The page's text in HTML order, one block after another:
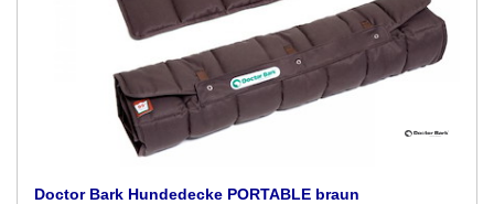
Doctor Bark Hundedecke PORTABLE braun